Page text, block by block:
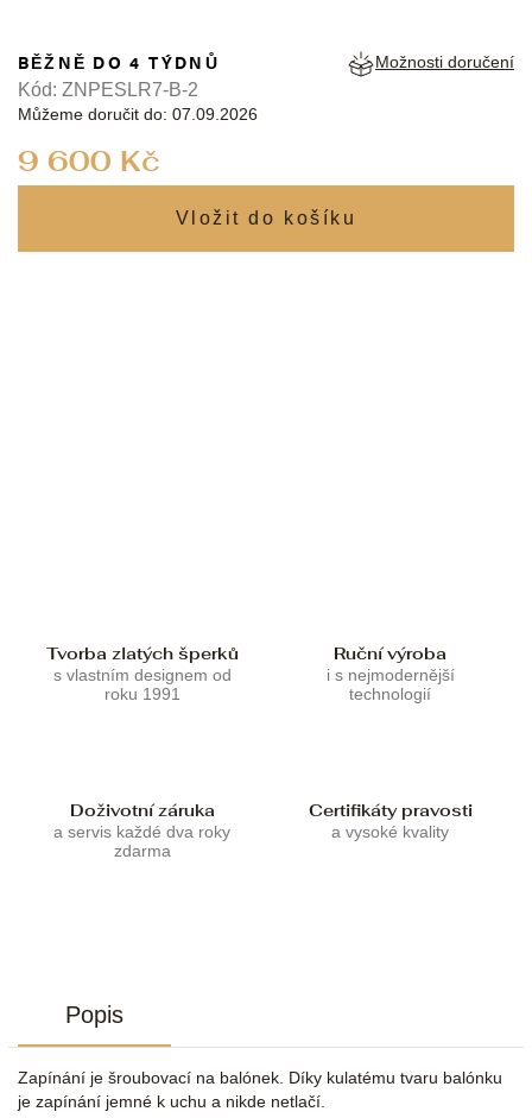
9 600 Kč
BĚŽNĚ DO 4 TÝDNŮ
Můžeme doručit do: 07.09.2026
Možnosti doručení
Kód: ZNPESLR7-B-2
Tvorba zlatých šperků
s vlastním designem od
roku 1991
Ruční výroba
i s nejmodernější
technologií
Doživotní záruka
a servis každé dva roky
zdarma
Certifikáty pravosti
a vysoké kvality
Popis
Zapínání je šroubovací na balónek. Díky kulatému tvaru balónku
je zapínání jemné k uchu a nikde netlačí.